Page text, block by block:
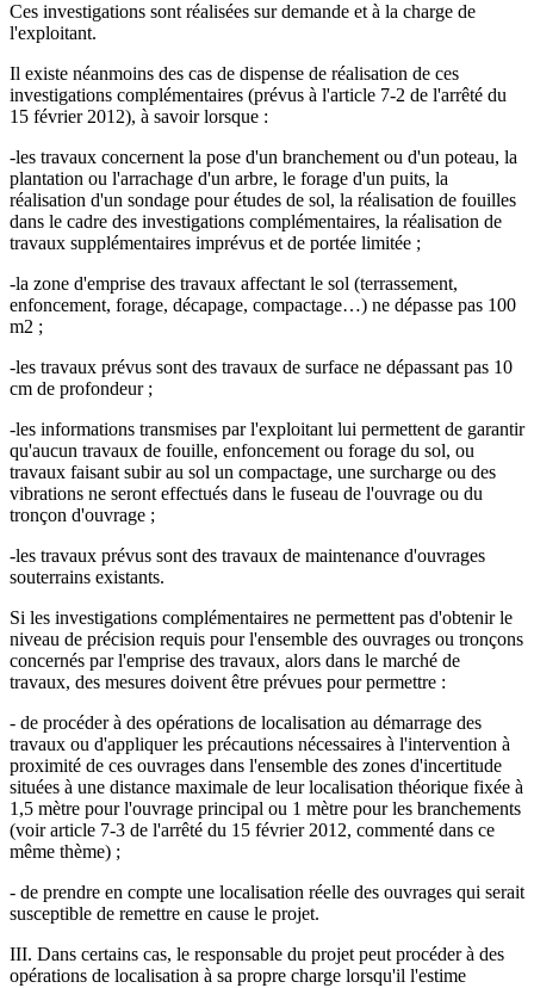
Ces investigations sont réalisées sur demande et à la charge de
l'exploitant.
Il existe néanmoins des cas de dispense de réalisation de ces
investigations complémentaires (prévus à l'article 7-2 de l'arrêté du
15 février 2012), à savoir lorsque :
-les travaux concernent la pose d'un branchement ou d'un poteau, la
plantation ou l'arrachage d'un arbre, le forage d'un puits, la
réalisation d'un sondage pour études de sol, la réalisation de fouilles
dans le cadre des investigations complémentaires, la réalisation de
travaux supplémentaires imprévus et de portée limitée ;
-la zone d'emprise des travaux affectant le sol (terrassement,
enfoncement, forage, décapage, compactage…) ne dépasse pas 100
m2 ;
-les travaux prévus sont des travaux de surface ne dépassant pas 10
cm de profondeur ;
-les informations transmises par l'exploitant lui permettent de garantir
qu'aucun travaux de fouille, enfoncement ou forage du sol, ou
travaux faisant subir au sol un compactage, une surcharge ou des
vibrations ne seront effectués dans le fuseau de l'ouvrage ou du
tronçon d'ouvrage ;
-les travaux prévus sont des travaux de maintenance d'ouvrages
souterrains existants.
Si les investigations complémentaires ne permettent pas d'obtenir le
niveau de précision requis pour l'ensemble des ouvrages ou tronçons
concernés par l'emprise des travaux, alors dans le marché de
travaux, des mesures doivent être prévues pour permettre :
- de procéder à des opérations de localisation au démarrage des
travaux ou d'appliquer les précautions nécessaires à l'intervention à
proximité de ces ouvrages dans l'ensemble des zones d'incertitude
situées à une distance maximale de leur localisation théorique fixée à
1,5 mètre pour l'ouvrage principal ou 1 mètre pour les branchements
(voir article 7-3 de l'arrêté du 15 février 2012, commenté dans ce
même thème) ;
- de prendre en compte une localisation réelle des ouvrages qui serait
susceptible de remettre en cause le projet.
III. Dans certains cas, le responsable du projet peut procéder à des
opérations de localisation à sa propre charge lorsqu'il l'estime